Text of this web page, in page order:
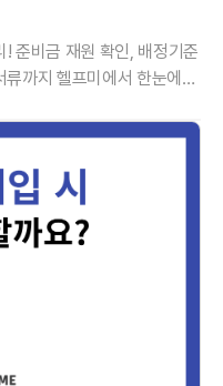
준비금 재원 확인, 배정기준
까지 헬프미에서 한눈에